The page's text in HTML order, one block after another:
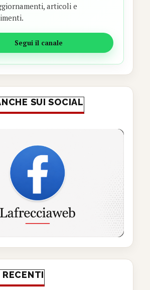
articoli e
Segui il canale
SUI SOCIAL